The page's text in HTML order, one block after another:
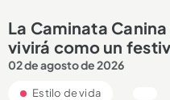
La Caminata
vivirá como un
02 de agosto de 2026
Estilo de vida